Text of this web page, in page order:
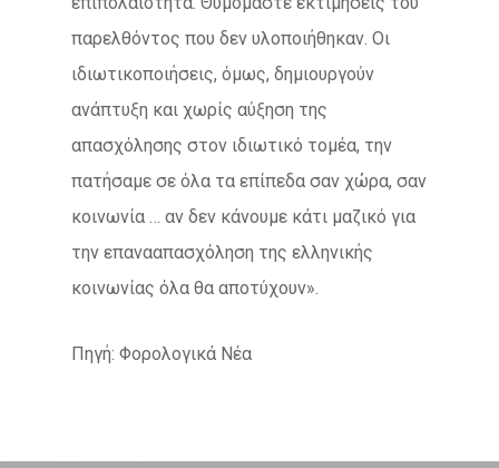
παρελθόντος που δεν υλοποιήθηκαν. Οι
ιδιωτικοποιήσεις, όμως, δημιουργούν
ανάπτυξη και χωρίς αύξηση της
απασχόλησης στον ιδιωτικό τομέα, την
πατήσαμε σε όλα τα επίπεδα σαν χώρα, σαν
κοινωνία … αν δεν κάνουμε κάτι μαζικό για
την επανααπασχόληση της ελληνικής
κοινωνίας όλα θα αποτύχουν».
Πηγή: Φορολογικά Νέα